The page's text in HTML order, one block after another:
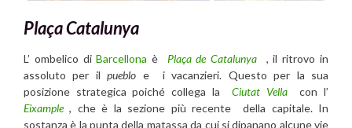
Plaça Catalunya
L’ ombelico diBarcellona è Plaça de Catalunya
, il ritrovo in
assoluto per ilpueblo e i vacanzieri. Questo per la sua
posizione strategica poiché collega laCiutat Vella
con l’
Eixample, che è la sezione più recente della capitale. In
sostanza è la punta della matassa da cui si dipanano alcune vie